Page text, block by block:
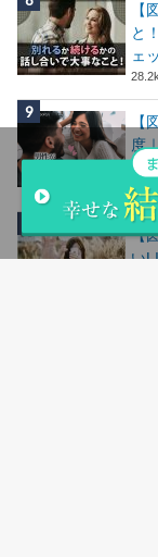
【
と
ェ
【
度
ョ
【
い